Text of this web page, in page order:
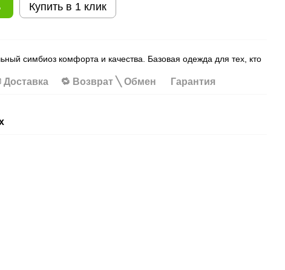
Купить в 1 клик
симбиоз комфорта и качества. Базовая одежда для тех, кто
Доставка 🔁 Возврат ╲ Обмен Гарантия